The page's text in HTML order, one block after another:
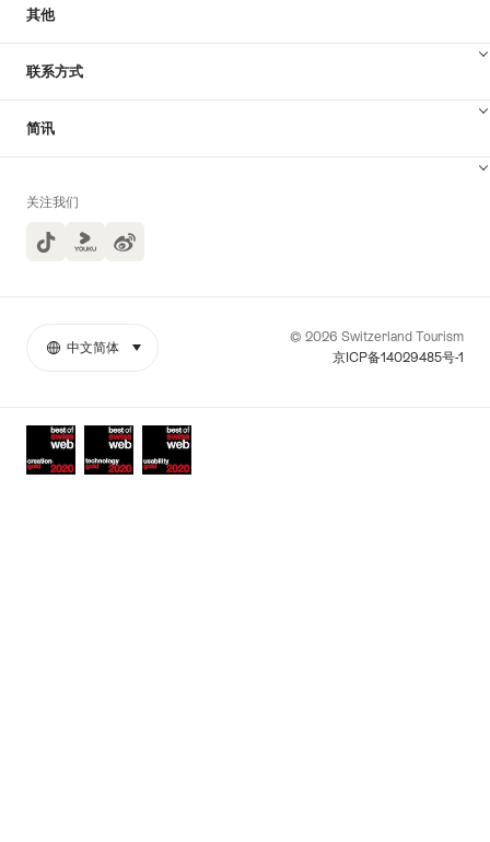
其他
联系方式
简讯
关注我们
TikTokYuoku
Awards
More
© 2026 Switzerland Tourism
京ICP备14029485号-1
中文简体 select (click to display)